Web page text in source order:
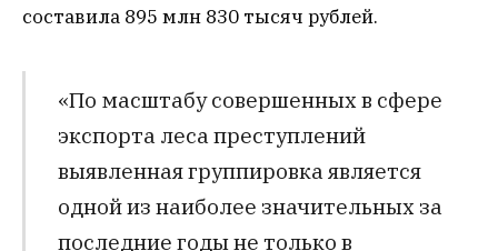
составила 895 млн 830 тысяч рублей.
«По масштабу совершенных в сфере
экспорта леса преступлений
выявленная группировка является
одной из наиболее значительных за
последние годы не только в